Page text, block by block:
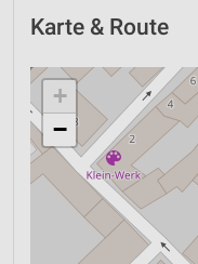
Karte & Route
+
−